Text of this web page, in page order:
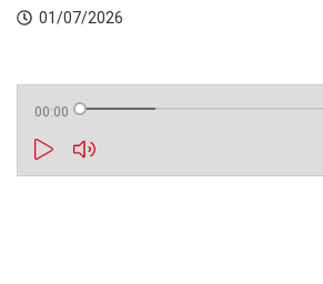
01/07/2026
00:00